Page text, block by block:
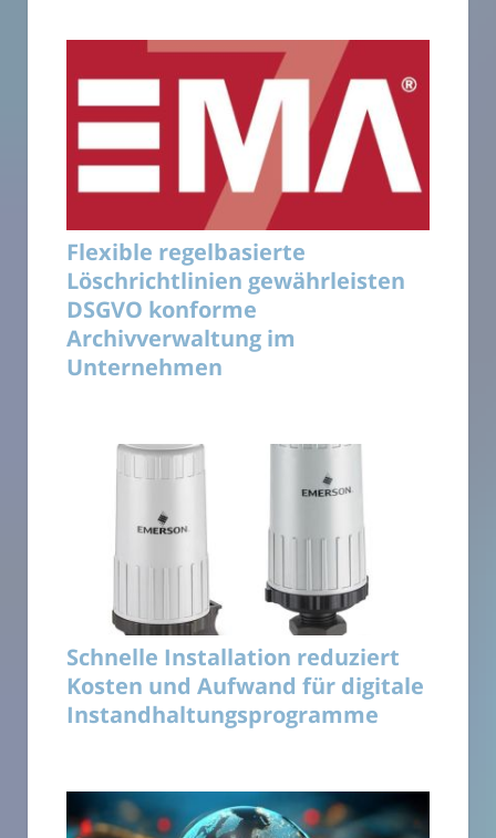
Flexible regelbasierte
Löschrichtlinien gewährleisten
DSGVO konforme
Archivverwaltung im
Unternehmen
Schnelle Installation reduziert
Kosten und Aufwand für digitale
Instandhaltungsprogramme